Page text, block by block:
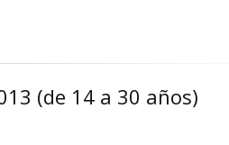
(de 14 a 30 años)